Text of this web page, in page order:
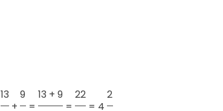
13
+
9
=
13 + 9
=
22
= 4
2